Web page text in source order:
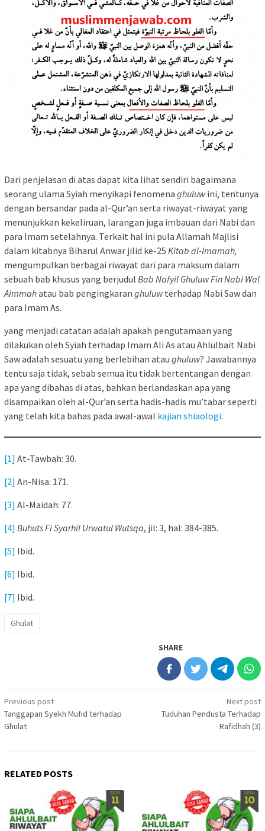
Dari penjelasan di atas dapat kita lihat sendiri bagaimana
seorang ulama Syiah menyikapi fenomena ghuluwini, tentunya
dengan bersandar pada al-Qur’an serta riwayat-riwayat yang
menunjukkan kekeliruan, larangan juga imbauan dari Nabi dan
para Imam setelahnya. Terkait hal ini pula Allamah Majlisi
dalam kitabnya Biharul Anwar jilid ke-25 Kitab al-Imamah,
mengumpulkan berbagai riwayat dari para maksum dalam
sebuah bab khusus yang berjudul Bab Nafyil Ghuluw Fin Nabi Wal
Aimmahatau bab pengingkaran ghuluwterhadap Nabi Saw dan
para Imam As.
yang menjadi catatan adalah apakah pengutamaan yang
dilakukan oleh Syiah terhadap Imam Ali As atau Ahlulbait Nabi
Saw adalah sesuatu yang berlebihan atau ghuluw? Jawabannya
tentu saja tidak, sebab semua itu tidak bertentangan dengan
apa yang dibahas di atas, bahkan berlandaskan apa yang
disampaikan oleh al-Qur’an serta hadis-hadis mu’tabar seperti
yang telah kita bahas pada awal-awal kajian shiaologi.
[1] At-Tawbah: 30.
[2] An-Nisa: 171.
[3] Al-Maidah: 77.
[4] Buhuts Fi Syarhil Urwatul Wutsqa, jil: 3, hal: 384-385.
[5] Ibid.
[6] Ibid.
[7] Ibid.
Ghulat
SHARE
Post
navigation
Previous post
Tanggapan Syekh Mufid terhadap
Ghulat
Next post
Tuduhan Pendusta Terhadap
Rafidhah (3)
RELATED POSTS